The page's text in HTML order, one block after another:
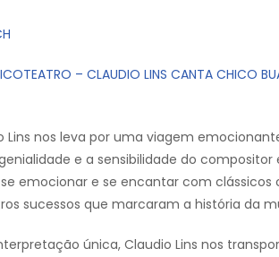
– CLAUDIO LINS CANTA CHICO
Lins nos leva por uma viagem
e a sensibilidade do compositor
emocionar e se encantar com clássicos
sucessos que marcaram a história da
única, Claudio Lins nos